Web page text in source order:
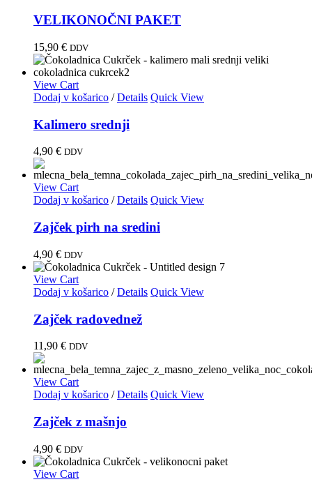
VELIKONOČNI PAKET
15,90 € DDV
View Cart
Dodaj v košarico / Details Quick View
Kalimero srednji
4,90 € DDV
View Cart
Dodaj v košarico / Details Quick View
Zajček pirh na sredini
4,90 € DDV
View Cart
Dodaj v košarico / Details Quick View
Zajček radovednež
11,90 € DDV
View Cart
Dodaj v košarico / Details Quick View
Zajček z mašnjo
4,90 € DDV
View Cart